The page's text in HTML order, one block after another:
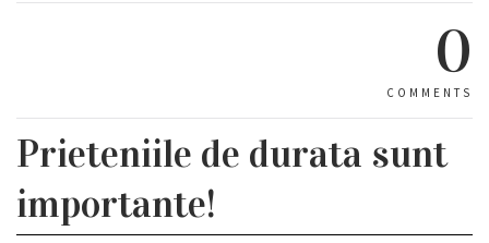
0
COMMENTS
Prieteniile de durata sunt
importante!